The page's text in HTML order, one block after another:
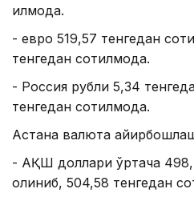
қилмоқда.
- евро 519,57 тенгедан
тенгедан сотилмоқда.
- Россия рубли 5,34
тенгедан сотилмоқда.
Астана валюта
- АҚШ доллари ўртача
олиниб, 504,58 тенгедан